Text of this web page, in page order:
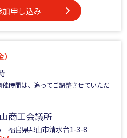
加申し込み
時間は、追ってご調整させていただ
商工会議所
福島県郡山市清水台1-3-8